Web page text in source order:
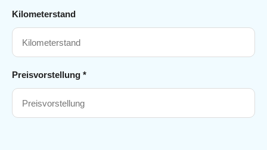
Kilometerstand
Preisvorstellung *